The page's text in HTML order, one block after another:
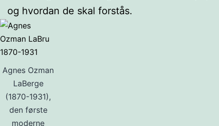
og hvordan de skal forstås.
Agnes Ozman
LaBerge
(1870-1931),
den første
moderne